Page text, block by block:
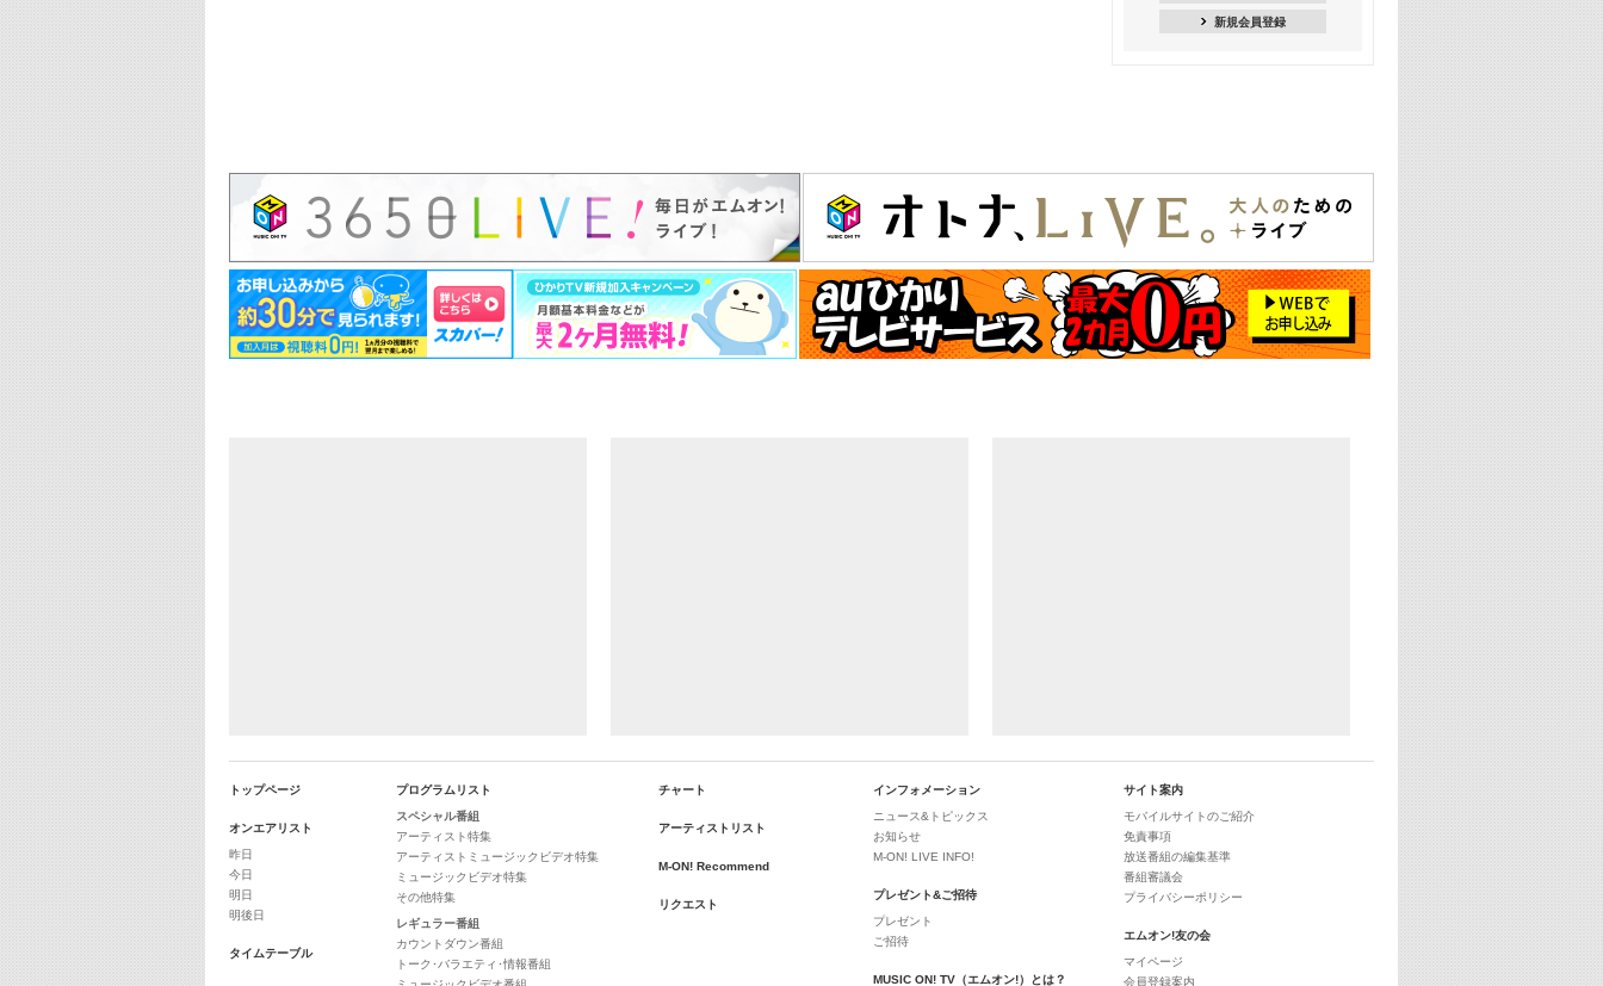
あのころK-POPヒッツ! 2021年
22:00
大人のための名曲セレクション ～バン
ド編～【歌詞入り】
22:30
今推したい! エムオン!おすすめミュー
ジックビデオ特集＜#28＞
23:00
新規会員登録
トップページ
オンエアリスト
昨日
今日
明日
明後日
タイムテーブル
プログラムリスト
スペシャル番組
アーティスト特集
アーティストミュージックビデオ特集
ミュージックビデオ特集
その他特集
レギュラー番組
カウントダウン番組
トーク･バラエティ･情報番組
チャート
アーティストリスト
M-ON! Recommend
リクエスト
インフォメーション
ニュース&トピックス
お知らせ
M-ON! LIVE INFO!
プレゼント&ご招待
プレゼント
ご招待
MUSIC ON! TV（エムオン!）とは？
サイト案内
モバイルサイトのご紹介
免責事項
放送番組の編集基準
番組審議会
プライバシーポリシー
エムオン!友の会
マイページ
会員登録案内